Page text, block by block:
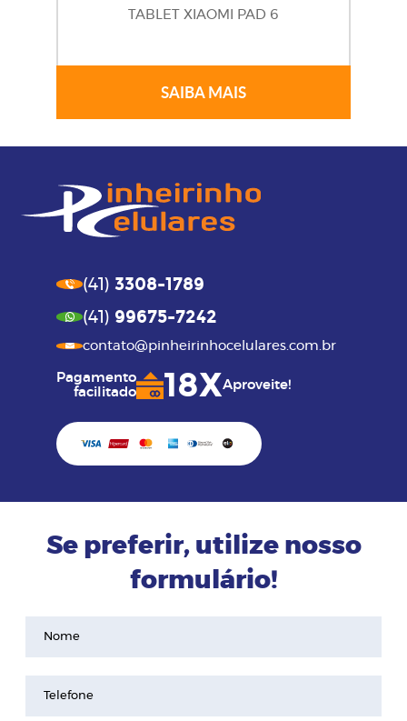
TABLET XIAOMI PAD 6
SAIBA MAIS
(41) 3308-1789
(41) 99675-7242
contato@pinheirinhocelulares.com.br
Pagamento
facilitado
18XAproveite!
Se preferir, utilize nosso
formulário!
Nome
Telefone